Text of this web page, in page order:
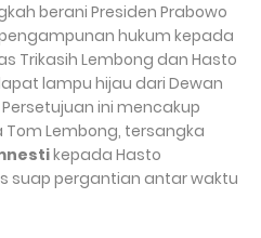
berani Presiden Prabowo
hukum kepada
Trikasih Lembong dan Hasto
lampu hijau dari Dewan
Persetujuan ini mencakup
Tom Lembong, tersangka
kepada Hasto
suap pergantian antar waktu